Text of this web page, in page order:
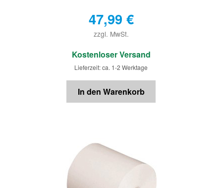
47,99 €
zzgl. MwSt.
€
Kostenloser Versand
Lieferzeit: ca. 1-2 Werktage
In den Warenkorb